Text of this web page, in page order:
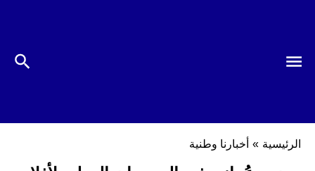
الرئيسية » أخبارنا وطنية